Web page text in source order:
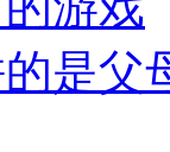
是父